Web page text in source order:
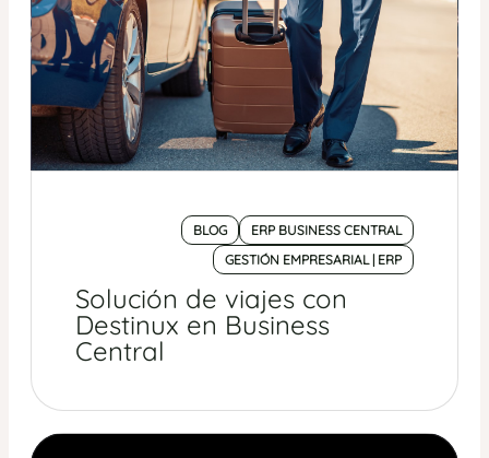
BLOG
ERP BUSINESS CENTRAL
GESTIÓN EMPRESARIAL | ERP
Solución de viajes con
Destinux en Business
Central